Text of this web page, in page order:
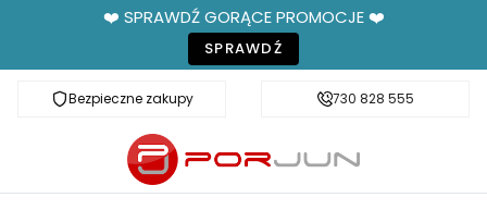
❤️ SPRAWDŹ GORĄCE PROMOCJE ❤️
SPRAWDŹ
Bezpieczne zakupy Fachowe doradztwo
730 828 555